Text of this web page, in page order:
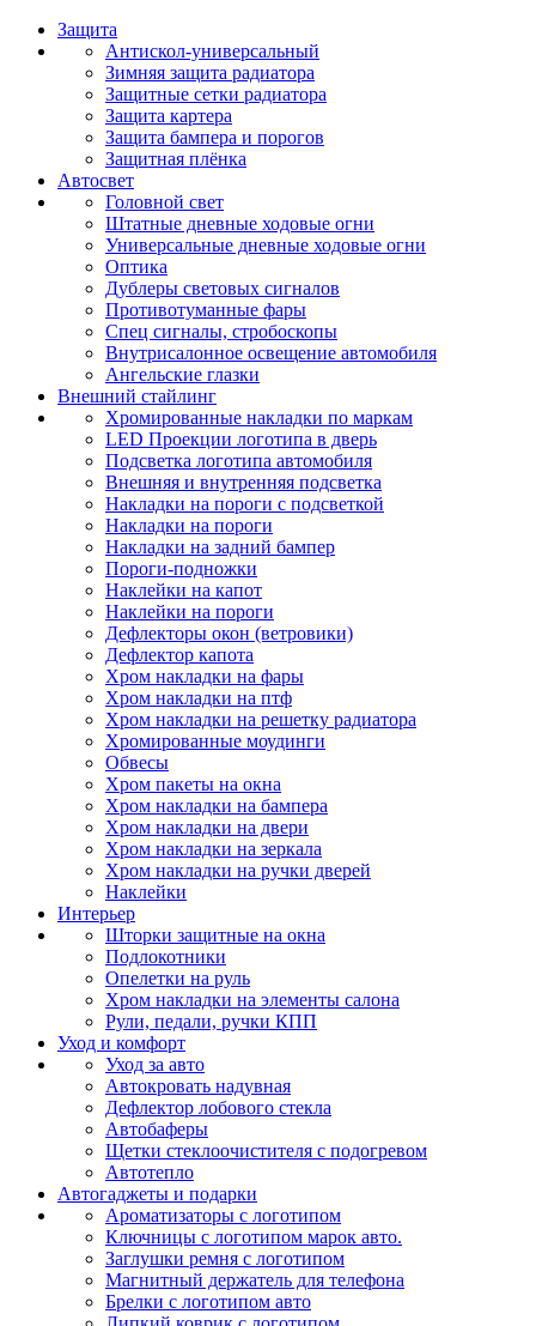
Защита
Антискол-универсальный
Зимняя защита радиатора
Защитные сетки радиатора
Защита картера
Защита бампера и порогов
Защитная плёнка
Автосвет
Головной свет
Штатные дневные ходовые огни
Универсальные дневные ходовые огни
Оптика
Дублеры световых сигналов
Противотуманные фары
Спец сигналы, стробоскопы
Внутрисалонное освещение автомобиля
Ангельские глазки
Внешний стайлинг
Хромированные накладки по маркам
LED Проекции логотипа в дверь
Подсветка логотипа автомобиля
Внешняя и внутренняя подсветка
Накладки на пороги с подсветкой
Накладки на пороги
Накладки на задний бампер
Пороги-подножки
Наклейки на капот
Наклейки на пороги
Дефлекторы окон (ветровики)
Дефлектор капота
Хром накладки на фары
Хром накладки на птф
Хром накладки на решетку радиатора
Хромированные моудинги
Обвесы
Хром пакеты на окна
Хром накладки на бампера
Хром накладки на двери
Хром накладки на зеркала
Хром накладки на ручки дверей
Наклейки
Интерьер
Шторки защитные на окна
Подлокотники
Опелетки на руль
Хром накладки на элементы салона
Рули, педали, ручки КПП
Уход и комфорт
Уход за авто
Автокровать надувная
Дефлектор лобового стекла
Автобаферы
Щетки стеклоочистителя с подогревом
Автотепло
Автогаджеты и подарки
Ароматизаторы с логотипом
Ключницы с логотипом марок авто.
Заглушки ремня с логотипом
Магнитный держатель для телефона
Брелки с логотипом авто